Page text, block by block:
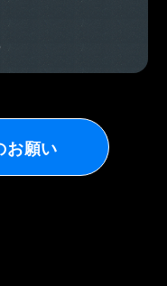
お願い